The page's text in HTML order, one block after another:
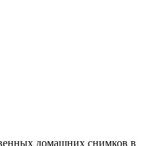
домашних снимков в